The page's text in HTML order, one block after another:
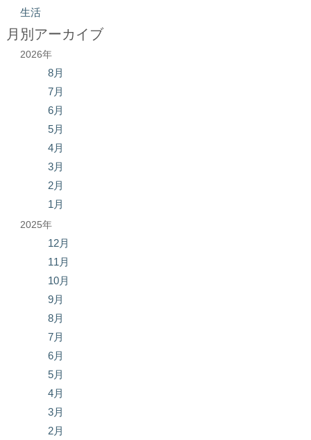
生活
月別アーカイブ
2026年
8月
7月
6月
5月
4月
3月
2月
1月
2025年
12月
11月
10月
9月
8月
7月
6月
5月
4月
3月
2月